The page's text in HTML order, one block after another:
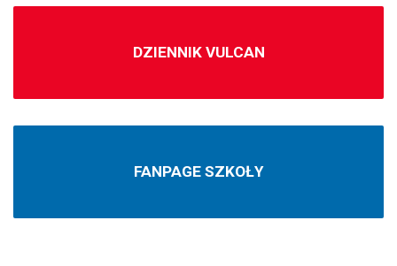
DZIENNIK VULCAN
FANPAGE SZKOŁY